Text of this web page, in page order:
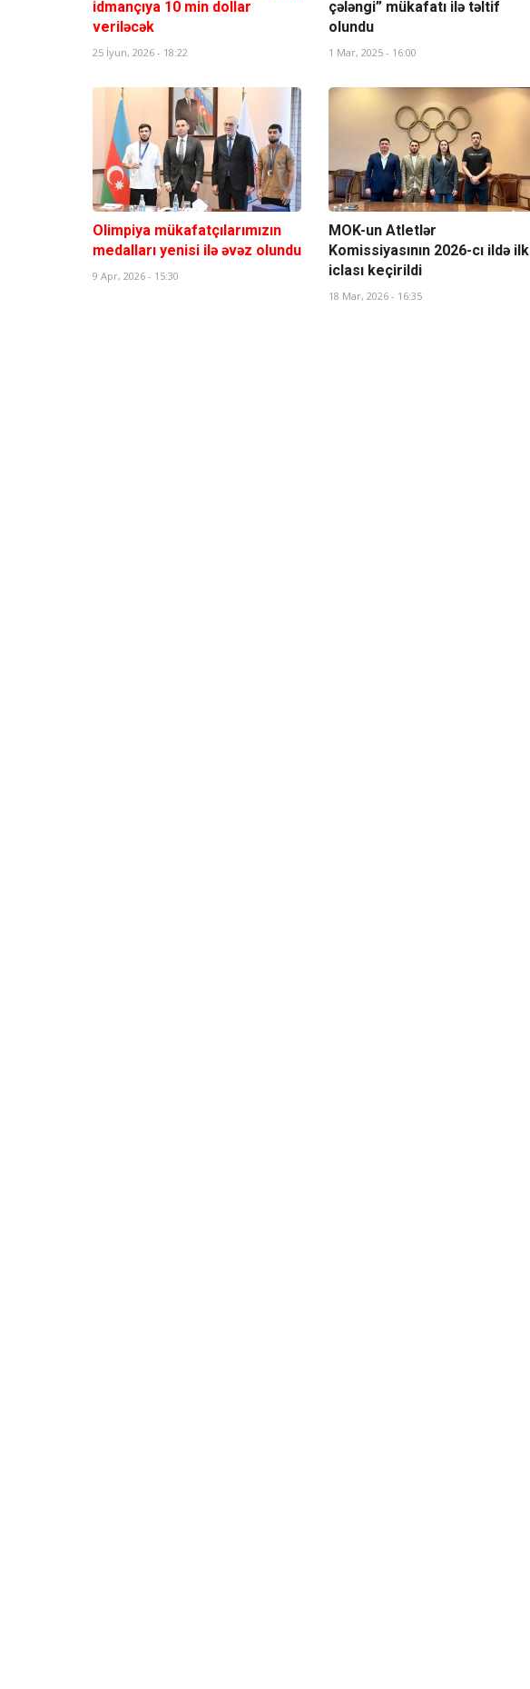
idmançıya 10 min dollar
veriləcək
25 İyun, 2026 - 18:22
çələngi” mükafatı ilə təltif
olundu
1 Mar, 2025 - 16:00
Olimpiya mükafatçılarımızın
medalları yenisi ilə əvəz olundu
9 Apr, 2026 - 15:30
MOK-un Atletlər
Komissiyasının 2026-cı ildə ilk
iclası keçirildi
18 Mar, 2026 - 16:35